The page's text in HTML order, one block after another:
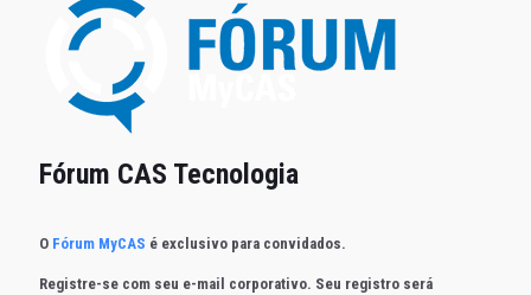
Fórum CAS Tecnologia
O Fórum MyCAS é exclusivo para convidados.
Registre-se com seu e-mail corporativo. Seu registro será